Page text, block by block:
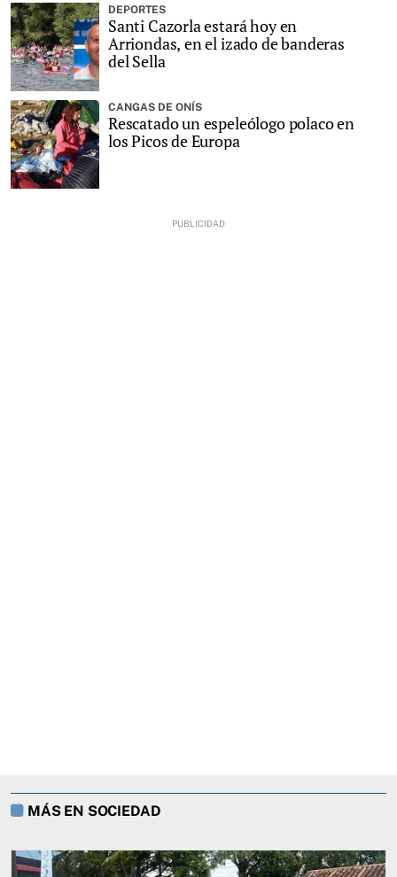
DEPORTES
Santi Cazorla estará hoy en
Arriondas, en el izado de banderas
del Sella
CANGAS DE ONÍS
Rescatado un espeleólogo polaco en
los Picos de Europa
MÁS EN SOCIEDAD